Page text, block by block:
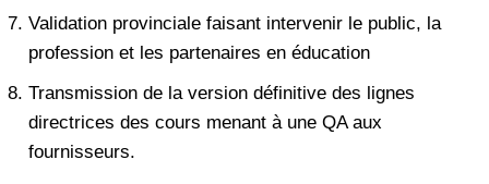
Validation provinciale faisant intervenir le public, la
profession et les partenaires en éducation
Transmission de la version définitive des lignes
directrices des cours menant à une QA aux
fournisseurs.